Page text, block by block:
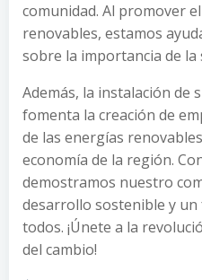
comunidad. Al promover
renovables, estamos
sobre la importancia de
Además, la instalación de
fomenta la creación de
de las energías
economía de la región.
demostramos nuestro
desarrollo sostenible y
todos. ¡Únete a la
del cambio!